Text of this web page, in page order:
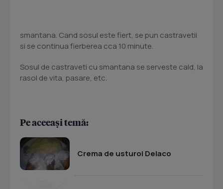
smantana. Cand sosul este fiert, se pun castravetii
si se continua fierberea cca 10 minute.
Sosul de castraveti cu smantana se serveste cald, la
rasol de vita, pasare, etc.
Pe aceeași temă:
Crema de usturoi Delaco